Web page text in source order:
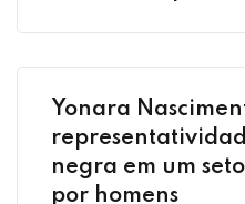
Yonara
negra em um
por homens